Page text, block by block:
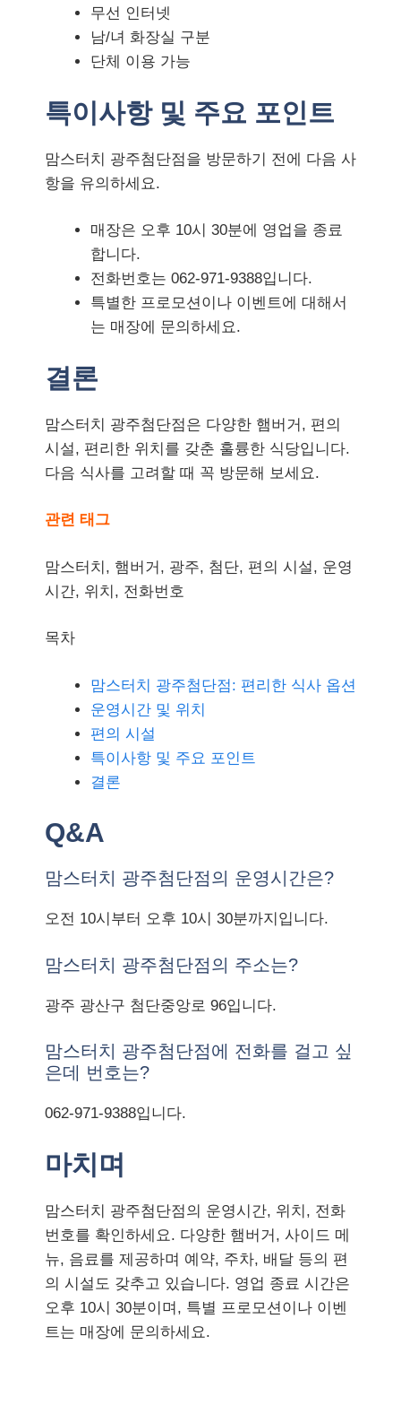
무선 인터넷
남/녀 화장실 구분
단체 이용 가능
특이사항 및 주요 포인트
맘스터치 광주첨단점을 방문하기 전에 다음 사
항을 유의하세요.
매장은 오후 10시 30분에 영업을 종료
합니다.
전화번호는 062-971-9388입니다.
특별한 프로모션이나 이벤트에 대해서
는 매장에 문의하세요.
결론
맘스터치 광주첨단점은 다양한 햄버거, 편의
시설, 편리한 위치를 갖춘 훌륭한 식당입니다.
다음 식사를 고려할 때 꼭 방문해 보세요.
관련 태그
맘스터치, 햄버거, 광주, 첨단, 편의 시설, 운영
시간, 위치, 전화번호
목차
맘스터치 광주첨단점: 편리한 식사 옵션
운영시간 및 위치
편의 시설
특이사항 및 주요 포인트
결론
Q&A
맘스터치 광주첨단점의 운영시간은?
오전 10시부터 오후 10시 30분까지입니다.
맘스터치 광주첨단점의 주소는?
광주 광산구 첨단중앙로 96입니다.
맘스터치 광주첨단점에 전화를 걸고 싶
은데 번호는?
062-971-9388입니다.
마치며
맘스터치 광주첨단점의 운영시간, 위치, 전화
번호를 확인하세요. 다양한 햄버거, 사이드 메
뉴, 음료를 제공하며 예약, 주차, 배달 등의 편
의 시설도 갖추고 있습니다. 영업 종료 시간은
오후 10시 30분이며, 특별 프로모션이나 이벤
트는 매장에 문의하세요.